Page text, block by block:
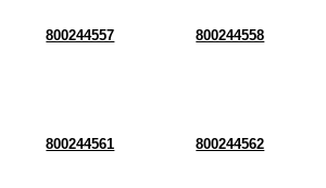
800244557 800244558
800244561 800244562